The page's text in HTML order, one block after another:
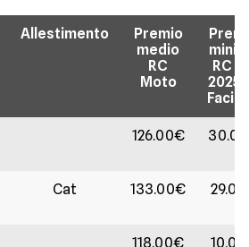
Allestimento
Premio
medio
RC
Moto
RC
2025
126.00€
Cat 133.00€
118.00€